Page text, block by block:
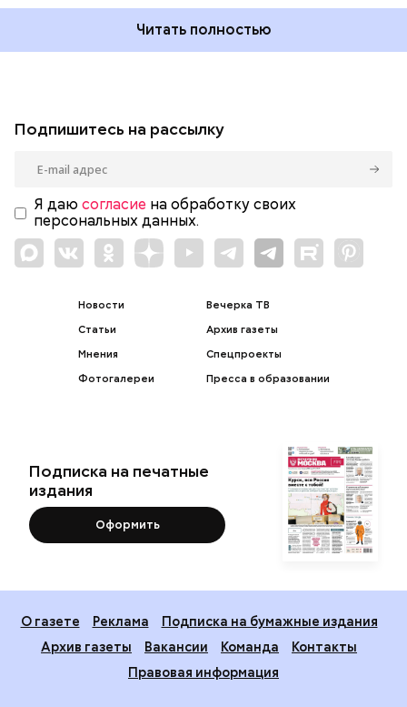
Читать полностью
Подпишитесь на рассылку
Я даю согласие на обработку своих
персональных данных.
Новости
Статьи
Мнения
Фотогалереи
Вечерка ТВ
Архив газеты
Спецпроекты
Пресса в образовании
Подписка на печатные
издания
Оформить
О газете Реклама
Подписка на бумажные издания
Архив газеты
Вакансии Команда
Контакты
Правовая информация